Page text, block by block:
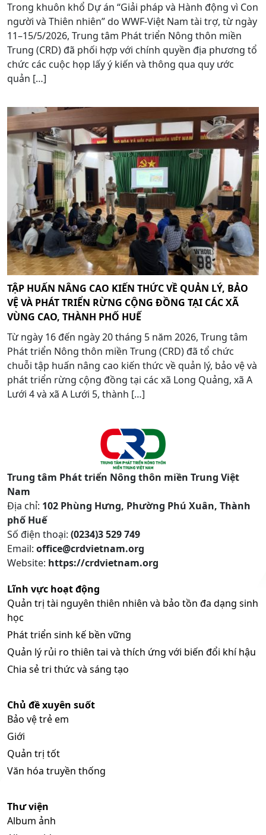
Trong khuôn khổ Dự án “Giải pháp và Hành động vì Con
người và Thiên nhiên” do WWF-Việt Nam tài trợ, từ ngày
11–15/5/2026, Trung tâm Phát triển Nông thôn miền
Trung (CRD) đã phối hợp với chính quyền địa phương tổ
chức các cuộc họp lấy ý kiến và thông qua quy ước
quản […]
TẬP HUẤN NÂNG CAO KIẾN THỨC VỀ QUẢN LÝ, BẢO
VỆ VÀ PHÁT TRIỂN RỪNG CỘNG ĐỒNG TẠI CÁC XÃ
VÙNG CAO, THÀNH PHỐ HUẾ
Từ ngày 16 đến ngày 20 tháng 5 năm 2026, Trung tâm
Phát triển Nông thôn miền Trung (CRD) đã tổ chức
chuỗi tập huấn nâng cao kiến thức về quản lý, bảo vệ và
phát triển rừng cộng đồng tại các xã Long Quảng, xã A
Lưới 4 và xã A Lưới 5, thành […]
Trung tâm Phát triển Nông thôn miền Trung Việt
Nam
Địa chỉ: 102 Phùng Hưng, Phường Phú Xuân, Thành
phố Huế
Số điện thoại: (0234)3 529 749
Email: office@crdvietnam.org
Website: https://crdvietnam.org
Lĩnh vực hoạt động
Quản trị tài nguyên thiên nhiên và bảo tồn đa dạng sinh
học
Phát triển sinh kế bền vững
Quản lý rủi ro thiên tai và thích ứng với biến đổi khí hậu
Chia sẻ tri thức và sáng tạo
Chủ đề xuyên suốt
Bảo vệ trẻ em
Giới
Quản trị tốt
Văn hóa truyền thống
Thư viện
Album ảnh